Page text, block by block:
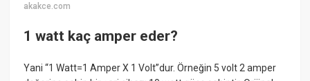
akakce.com
1 watt kaç amper eder?
Yani “1 Watt=1 Amper X 1 Volt”dur. Örneğin 5 volt 2 amper